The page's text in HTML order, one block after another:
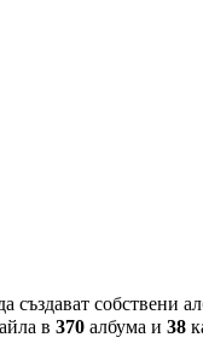
създават собствени
в 370албума и 38